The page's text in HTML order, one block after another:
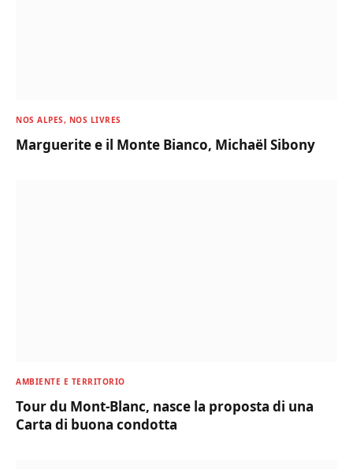
NOS ALPES, NOS LIVRES
Marguerite e il Monte Bianco, Michaël Sibony
AMBIENTE E TERRITORIO
Tour du Mont-Blanc, nasce la proposta di una
Carta di buona condotta